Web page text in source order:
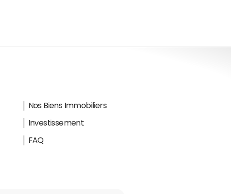
Nos Biens Immobiliers
Investissement
FAQ